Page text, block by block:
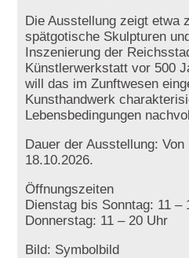
Die Ausstellung zeigt etwa
spätgotische Skulpturen
Inszenierung der
Künstlerwerkstatt vor 500
will das im Zunftwesen
Kunsthandwerk
Lebensbedingungen
Dauer der Ausstellung: Von
18.10.2026.
Öffnungszeiten
Dienstag bis Sonntag: 11 –
Donnerstag: 11 – 20 Uhr
Bild: Symbolbild